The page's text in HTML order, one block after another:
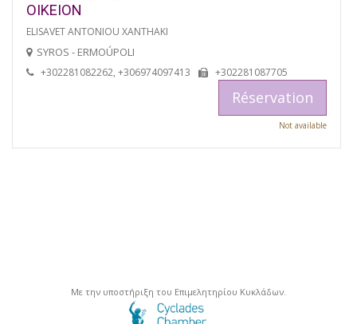
OIKEION
ELISAVET ANTONIOU XANTHAKI
SYROS - ERMOÚPOLI
+302281082262, +306974097413 +302281087705
Réservation
Not available
Με την υποστήριξη του Επιμελητηρίου Κυκλάδων.